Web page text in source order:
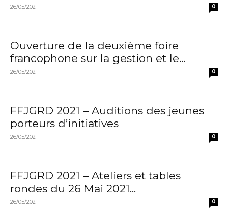
26/05/2021 0
Ouverture de la deuxième foire
francophone sur la gestion et le...
26/05/2021 0
FFJGRD 2021 – Auditions des jeunes
porteurs d’initiatives
26/05/2021 0
FFJGRD 2021 – Ateliers et tables
rondes du 26 Mai 2021...
26/05/2021 0